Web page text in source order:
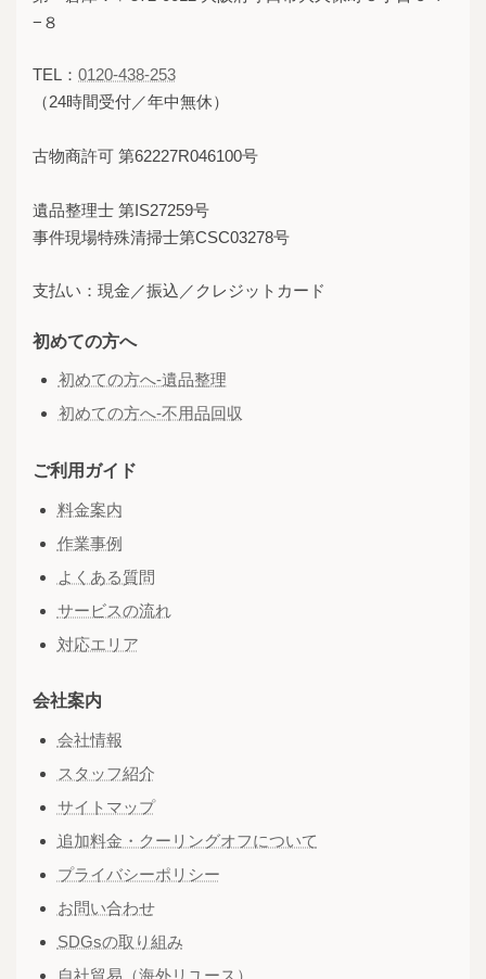
−８
TEL： 0120-438-253
（24時間受付／年中無休）
古物商許可 第62227R046100号
遺品整理士 第IS27259号
事件現場特殊清掃士第CSC03278号
支払い：現金／振込／クレジットカード
初めての方へ
初めての方へ-遺品整理
初めての方へ-不用品回収
ご利用ガイド
料金案内
作業事例
よくある質問
サービスの流れ
対応エリア
会社案内
会社情報
スタッフ紹介
サイトマップ
追加料金・クーリングオフについて
プライバシーポリシー
お問い合わせ
SDGsの取り組み
自社貿易（海外リユース）